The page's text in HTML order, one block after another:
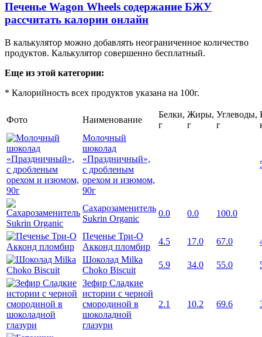
Печенье Wagon Wheels содержание БЖУ
рассчитать калории онлайн
В калькулятор можно добавлять неограниченное количество
продуктов. Калькулятор совершенно бесплатный.
Еще из этой категории:
* Калорийность всех продуктов указана на 100г.
Фото Наименование
Белки,
г
Жиры,
г
Углеводы,
г
Молочный
шоколад
«Праздничный»,
с дробленым
орехом и изюмом,
90г
Сахарозаменитель
Sukrin Organic
0.0 0.0 100.0
Печенье Три-О
Акконд пломбир
4.5 17.0 67.0
Шоколад Milka
Choko Biscuit
5.9 34.0 55.0
Зефир Сладкие
истории с черной
смородиной в
шоколадной
глазури
2.1 10.2 69.6